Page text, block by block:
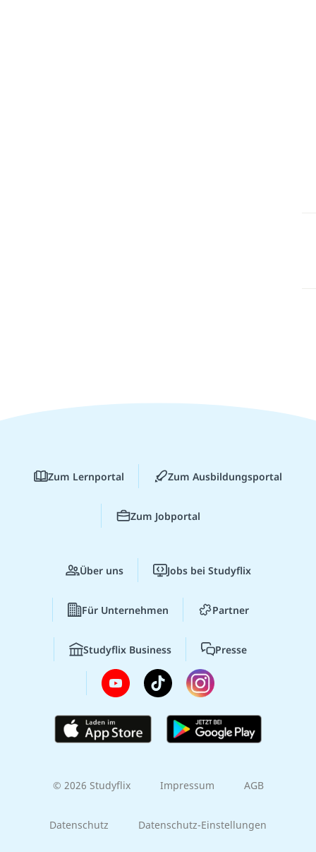
Zum Lernportal Zum Ausbildungsportal
Zum Jobportal
Über uns Jobs bei Studyflix
Für Unternehmen Partner
Studyflix Business Presse
© 2026 Studyflix Impressum AGB
Datenschutz Datenschutz-Einstellungen